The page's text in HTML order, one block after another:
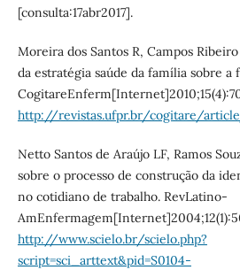
[consulta:17abr2017].
Moreira dos Santos R, Campos
da estratégia saúde da família sobre
http://revistas.ufpr.br/cogitare/
Netto Santos de Araújo LF, Ramos
sobre o processo de construção da
no cotidiano de trabalho. RevLatino-
http://www.scielo.br/scielo.php?
script=sci_arttext&pid=S0104-